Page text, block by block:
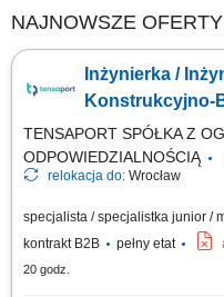
NAJNOWSZE
Inżynierka /
Konstrukcyjno-
TENSAPORT SPÓŁKA Z
ODPOWIEDZIALNOŚCIĄ
relokacja do: Wrocław
specjalista / specjalistka junior /
kontrakt B2B
pełny etat
20 godz.